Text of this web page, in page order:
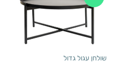
שולחן עגול גדול